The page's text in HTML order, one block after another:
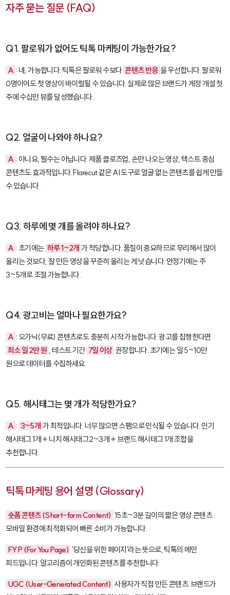
자주 묻는 질문 (FAQ)
Q1. 팔로워가 없어도 틱톡 마케팅이 가능한가요?
A : 네, 가능합니다. 틱톡은 팔로워 수보다 콘텐츠 반응 을 우선합니다. 팔로워
0명이어도 첫 영상이 바이럴될 수 있습니다. 실제로 많은 브랜드가 계정 개설 첫
주에 수십만 뷰를 달성했습니다.
Q2. 얼굴이 나와야 하나요?
A : 아니요, 필수는 아닙니다. 제품 클로즈업, 손만 나오는 영상, 텍스트 중심
콘텐츠도 효과적입니다.Flarecut같은 AI 도구로 얼굴 없는 콘텐츠를 쉽게 만들
수 있습니다.
Q3. 하루에 몇 개를 올려야 하나요?
A : 초기에는 하루 1~2개 가 적당합니다. 품질이 중요하므로 무리해서 많이
올리는 것보다, 잘 만든 영상을 꾸준히 올리는 게 낫습니다. 안정기에는 주
3~5개로 조절 가능합니다.
Q4. 광고비는 얼마나 필요한가요?
A : 오가닉(무료) 콘텐츠로도 충분히 시작 가능합니다. 광고를 집행한다면
최소 일 2만 원 , 테스트 기간 7일 이상 권장합니다. 초기에는 일 5~10만
원으로 데이터를 수집하세요.
Q5. 해시태그는 몇 개가 적당한가요?
A : 3~5개 가 최적입니다. 너무 많으면 스팸으로 인식될 수 있습니다. 인기
해시태그 1개 + 니치 해시태그 2~3개 + 브랜드 해시태그 1개 조합을
추천합니다.
틱톡 마케팅 용어 설명 (Glossary)
숏폼 콘텐츠 (Short-form Content) 15초~3분 길이의 짧은 영상 콘텐츠.
모바일 환경에 최적화되어 빠른 소비가 가능합니다.
FYP (For You Page) '당신을 위한 페이지'라는 뜻으로, 틱톡의 메인
피드입니다. 알고리즘이 개인화된 콘텐츠를 추천합니다.
UGC (User-Generated Content) 사용자가 직접 만든 콘텐츠. 브랜드가